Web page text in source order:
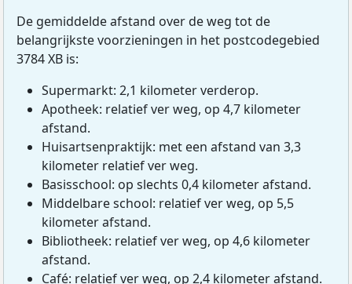
De gemiddelde afstand over de weg tot de
belangrijkste voorzieningen in het postcodegebied
3784 XB is:
Supermarkt: 2,1 kilometer verderop.
Apotheek: relatief ver weg, op 4,7 kilometer
afstand.
Huisartsenpraktijk: met een afstand van 3,3
kilometer relatief ver weg.
Basisschool: op slechts 0,4 kilometer afstand.
Middelbare school: relatief ver weg, op 5,5
kilometer afstand.
Bibliotheek: relatief ver weg, op 4,6 kilometer
afstand.
Café: relatief ver weg, op 2,4 kilometer afstand.